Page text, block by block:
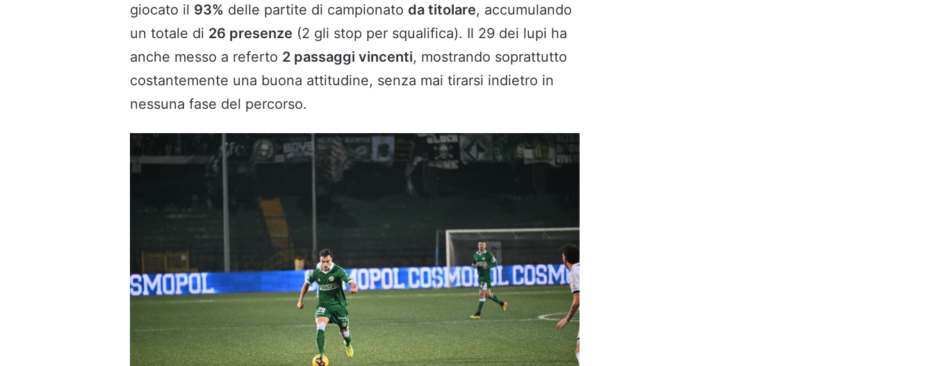
giocato il 93% delle partite di campionato da titolare, accumulando
un totale di 26 presenze (2 gli stop per squalifica). Il 29 dei lupi ha
anche messo a referto 2 passaggi vincenti, mostrando soprattutto
costantemente una buona attitudine, senza mai tirarsi indietro in
nessuna fase del percorso.